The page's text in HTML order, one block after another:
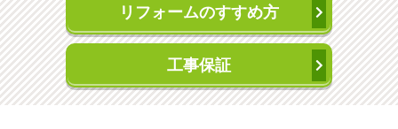
リフォームのすすめ方
工事保証